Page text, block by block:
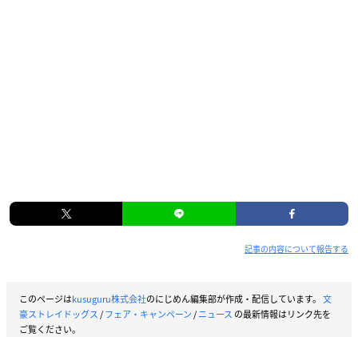
記事の内容について報告する
このページはkusuguru株式会社のにじめん編集部が作成・配信しています。 文
豪ストレイドッグス/フェア・キャンペーン/ニュース の最新情報はリンク先を
ご覧ください。